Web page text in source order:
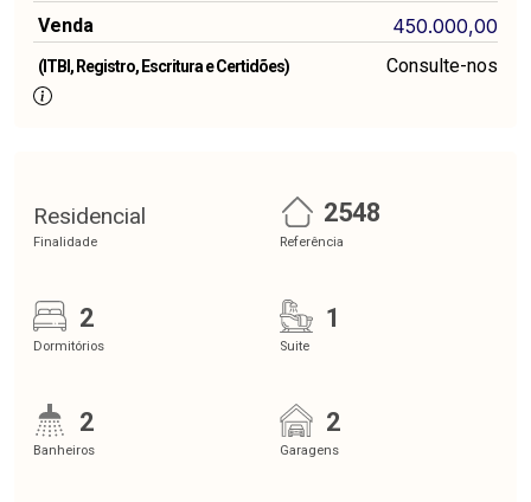
Venda
450.000,00
(ITBI, Registro, Escritura e Certidões) Consulte-nos
Residencial
Finalidade
2548
Referência
2
Dormitórios
1
Suite
2
Banheiros
2
Garagens